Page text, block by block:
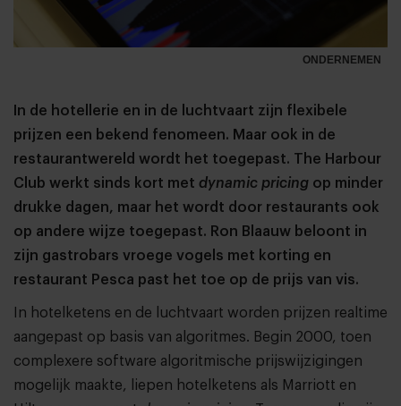
ONDERNEMEN
In de hotellerie en in de luchtvaart zijn flexibele
prijzen een bekend fenomeen. Maar ook in de
restaurantwereld wordt het toegepast. The Harbour
Club werkt sinds kort met dynamic pricing op minder
drukke dagen, maar het wordt door restaurants ook
op andere wijze toegepast. Ron Blaauw beloont in
zijn gastrobars vroege vogels met korting en
restaurant Pesca past het toe op de prijs van vis.
In hotelketens en de luchtvaart worden prijzen realtime
aangepast op basis van algoritmes. Begin 2000, toen
complexere software algoritmische prijswijzigingen
mogelijk maakte, liepen hotelketens als Marriott en